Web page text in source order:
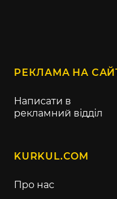
РЕКЛАМА НА
Написати в
рекламний відділ
KURKUL.COM
Про нас